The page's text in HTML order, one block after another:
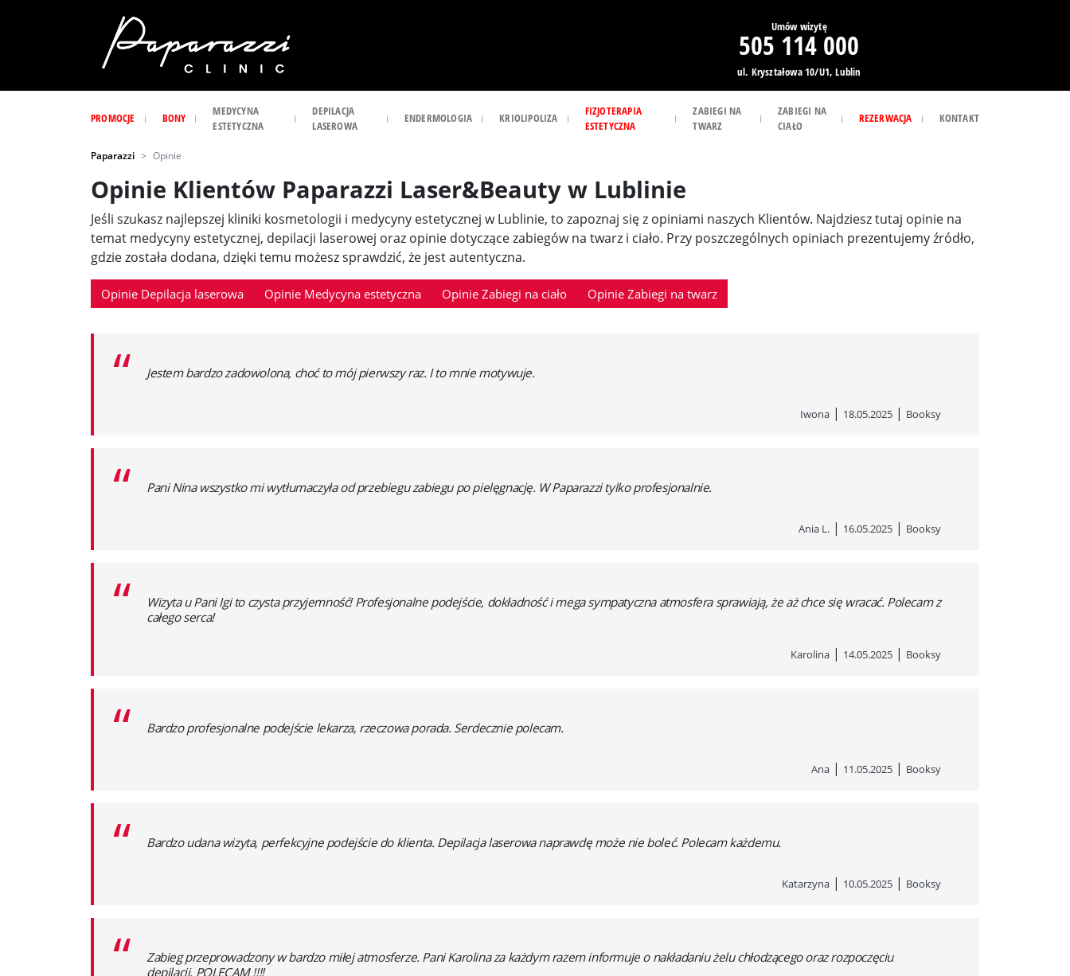
Umów wizytę
505 114 000
ul. Kryształowa 10/U1, Lublin
PROMOCJE BONY
MEDYCYNA
ESTETYCZNA
DEPILACJA
LASEROWA
ENDERMOLOGIA KRIOLIPOLIZA
FIZJOTERAPIA
ESTETYCZNA
ZABIEGI NA
TWARZ
ZABIEGI NA
CIAŁO
REZERWACJA KONTAKT
Paparazzi Opinie
Opinie Klientów Paparazzi Laser&Beauty w Lublinie
Jeśli szukasz najlepszej kliniki kosmetologii i medycyny estetycznej w Lublinie, to zapoznaj się z opiniami naszych Klientów. Najdziesz tutaj opinie na
temat medycyny estetycznej, depilacji laserowej oraz opinie dotyczące zabiegów na twarz i ciało. Przy poszczególnych opiniach prezentujemy źródło,
gdzie została dodana, dzięki temu możesz sprawdzić, że jest autentyczna.
Opinie Depilacja laserowa Opinie Medycyna estetyczna Opinie Zabiegi na ciało Opinie Zabiegi na twarz
“ Jestem bardzo zadowolona, choć to mój pierwszy raz. I to mnie motywuje.
Iwona | 18.05.2025 | Booksy
“ Pani Nina wszystko mi wytłumaczyła od przebiegu zabiegu po pielęgnację. W Paparazzi tylko profesjonalnie.
Ania L. | 16.05.2025 | Booksy
“
Wizyta u Pani Igi to czysta przyjemność! Profesjonalne podejście, dokładność i mega sympatyczna atmosfera sprawiają, że aż chce się wracać. Polecam z
całego serca!
Karolina | 14.05.2025 | Booksy
“ Bardzo profesjonalne podejście lekarza, rzeczowa porada. Serdecznie polecam.
Ana | 11.05.2025 | Booksy
“ Bardzo udana wizyta, perfekcyjne podejście do klienta. Depilacja laserowa naprawdę może nie boleć. Polecam każdemu.
Katarzyna | 10.05.2025 | Booksy
“
Zabieg przeprowadzony w bardzo miłej atmosferze. Pani Karolina za każdym razem informuje o nakładaniu żelu chłodzącego oraz rozpoczęciu
depilacji. POLECAM !!!!